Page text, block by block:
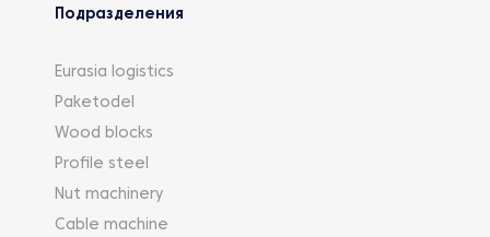
Подразделения
Eurasia logistics
Paketodel
Wood blocks
Profile steel
Nut machinery
Cable machine